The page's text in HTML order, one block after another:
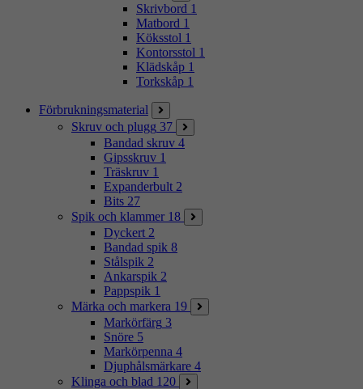
Skrivbord 1
Matbord 1
Köksstol 1
Kontorsstol 1
Klädskåp 1
Torkskåp 1
Förbrukningsmaterial
Skruv och plugg 37
Bandad skruv 4
Gipsskruv 1
Träskruv 1
Expanderbult 2
Bits 27
Spik och klammer 18
Dyckert 2
Bandad spik 8
Stålspik 2
Ankarspik 2
Pappspik 1
Märka och markera 19
Markörfärg 3
Snöre 5
Markörpenna 4
Djuphålsmärkare 4
Klinga och blad 120